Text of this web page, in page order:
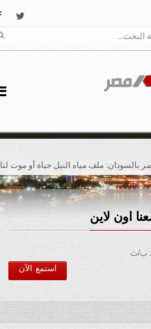
بالسودان: ملف مياه النيل حياة أو موت لنا
اون لاين
استمع الآن